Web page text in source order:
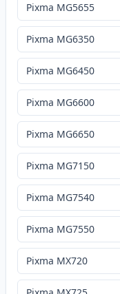
Pixma MG5655
Pixma MG6350
Pixma MG6450
Pixma MG6600
Pixma MG6650
Pixma MG7150
Pixma MG7540
Pixma MG7550
Pixma MX720